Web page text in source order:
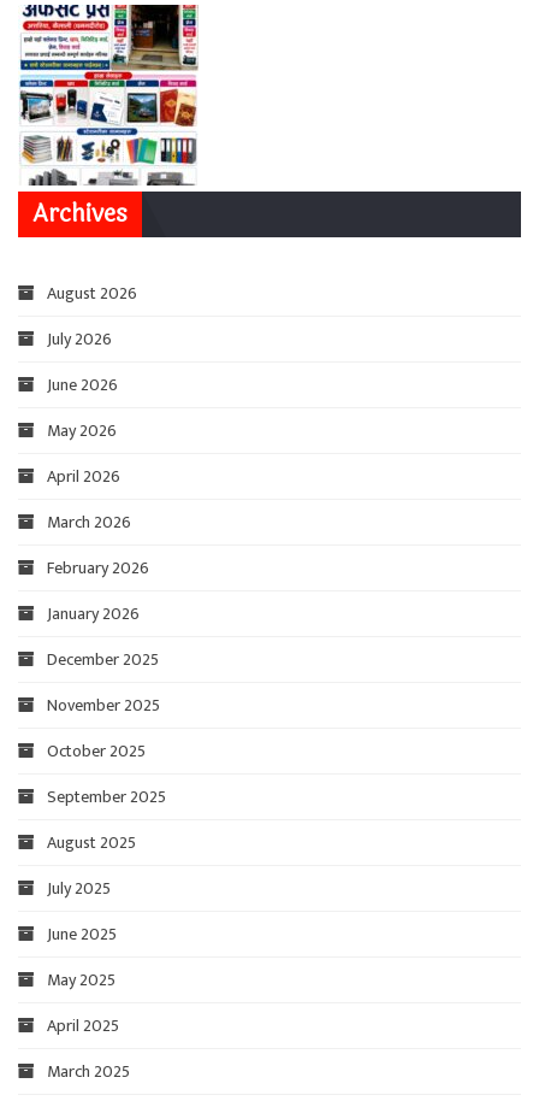
Archives
August 2026
July 2026
June 2026
May 2026
April 2026
March 2026
February 2026
January 2026
December 2025
November 2025
October 2025
September 2025
August 2025
July 2025
June 2025
May 2025
April 2025
March 2025